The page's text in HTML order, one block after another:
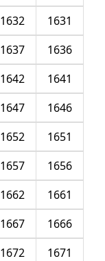
1631
1632
1636
1637
1641
1642
1646
1647
1651
1652
1656
1657
1661
1662
1666
1667
1671
1672